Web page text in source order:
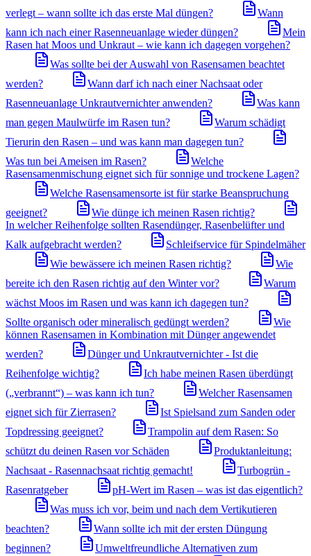
verlegt – wann sollte ich das erste Mal düngen?
Wann
kann ich nach einer Rasenneuanlage wieder düngen?
Mein
Rasen hat Moos und Unkraut – wie kann ich dagegen vorgehen?
Was sollte bei der Auswahl von Rasensamen beachtet
werden?
Wann darf ich nach einer Nachsaat oder
Rasenneuanlage Unkrautvernichter anwenden?
Was kann
man gegen Maulwürfe im Rasen tun?
Warum schädigt
Tierurin den Rasen – und was kann man dagegen tun?
Was tun bei Ameisen im Rasen?
Welche
Rasensamenmischung eignet sich für sonnige und trockene Lagen?
Welche Rasensamensorte ist für starke Beanspruchung
geeignet?
Wie dünge ich meinen Rasen richtig?
In welcher Reihenfolge sollten Rasendünger, Rasenbelüfter und
Kalk aufgebracht werden?
Schleifservice für Spindelmäher
Wie bewässere ich meinen Rasen richtig?
Wie
bereite ich den Rasen richtig auf den Winter vor?
Warum
wächst Moos im Rasen und was kann ich dagegen tun?
Sollte organisch oder mineralisch gedüngt werden?
Wie
können Rasensamen in Kombination mit Dünger angewendet
werden?
Dünger und Unkrautvernichter - Ist die
Reihenfolge wichtig?
Ich habe meinen Rasen überdüngt
(„verbrannt“) – was kann ich tun?
Welcher Rasensamen
eignet sich für Zierrasen?
Ist Spielsand zum Sanden oder
Topdressing geeignet?
Trampolin auf dem Rasen: So
schützt du deinen Rasen vor Schäden
Produktanleitung:
Nachsaat - Rasennachsaat richtig gemacht!
Turbogrün -
Rasenratgeber
pH-Wert im Rasen – was ist das eigentlich?
Was muss ich vor, beim und nach dem Vertikutieren
beachten?
Wann sollte ich mit der ersten Düngung
beginnen?
Umweltfreundliche Alternativen zum